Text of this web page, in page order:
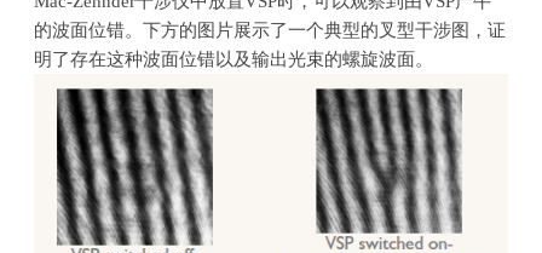
的波面位错。下方的图片展示了一个典型的叉型干涉图，证
明了存在这种波面位错以及输出光束的螺旋波面。